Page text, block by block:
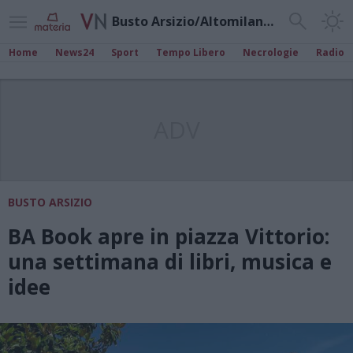
Busto Arsizio/Altomilanese
Home News24 Sport Tempo Libero Necrologie Radio
BUSTO ARSIZIO
BA Book apre in piazza Vittorio:
una settimana di libri, musica e
idee